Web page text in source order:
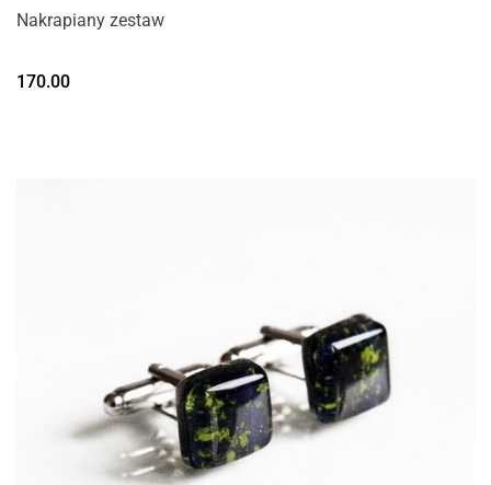
Nakrapiany zestaw
170.00